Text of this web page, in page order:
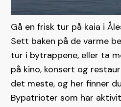
Gå en frisk tur på kaia i
Sett baken på de varme
tur i bytrappene, eller ta
på kino, konsert og
det meste, og her finner
Bypatrioter som har